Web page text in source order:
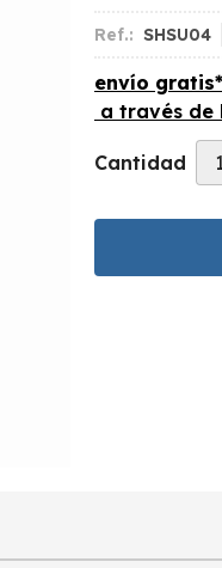
Ref.: SHSU04
envío gratis*
a través de
Cantidad